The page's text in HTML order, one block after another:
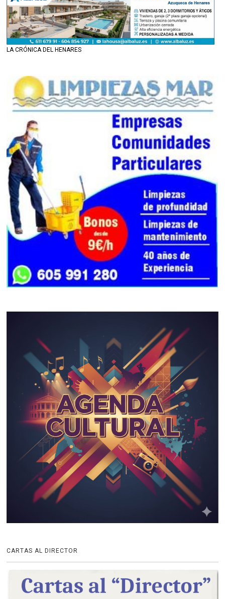
LA CRÓNICA DEL HENARES
CARTAS AL DIRECTOR